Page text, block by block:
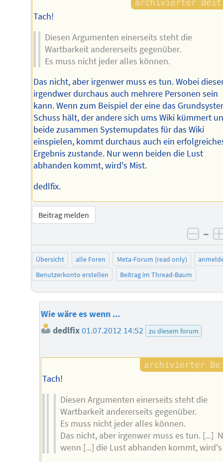
Tach!
Diesen Argumenten einerseits steht die
Wartbarkeit andererseits gegenüber.
Es muss nicht jeder alles können.
Das nicht, aber irgenwer muss es tun. Wobei
irgendwer durchaus auch mehrere Personen sein
kann. Wenn zum Beispiel der eine das
Schuss hält, der andere sich ums Wiki kümmert
beide zusammen Systemupdates für das Wiki
einspielen, kommt durchaus auch ein
Ergebnis zustande. Nur wenn beiden die Lust
abhanden kommt, wird's Mist.
dedlfix.
Beitrag melden
–
Übersicht alle Foren Meta-Forum (read only)
Benutzerkonto erstellen
Beitrag im Thread-Baum
Wie wäre es wenn ...
dedlfix01.07.2012 14:52 zu diesem forum
Tach!
Diesen Argumenten einerseits steht die
Wartbarkeit andererseits gegenüber.
Es muss nicht jeder alles können.
Das nicht, aber irgenwer muss es tun. [...]
wenn [...] die Lust abhanden kommt,